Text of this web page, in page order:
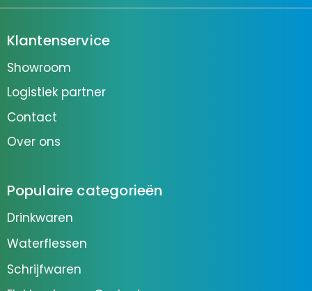
Klantenservice
Showroom
Logistiek partner
Contact
Over ons
Populaire categorieën
Drinkwaren
Waterflessen
Schrijfwaren